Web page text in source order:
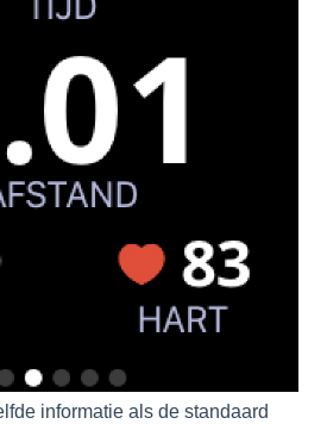
informatie als de standaard